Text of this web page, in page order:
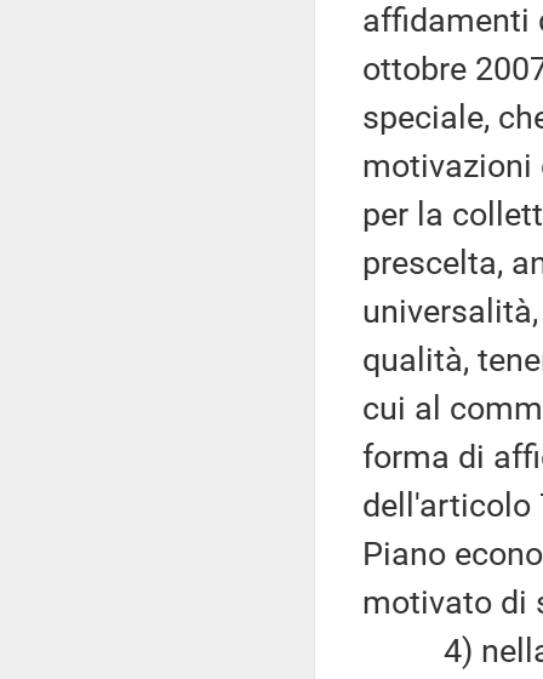
affidamenti
ottobre
speciale,
motivazioni
per la
prescelta,
qualità,
cui al
forma di
dell'articolo
Piano
motivato di
4) nella